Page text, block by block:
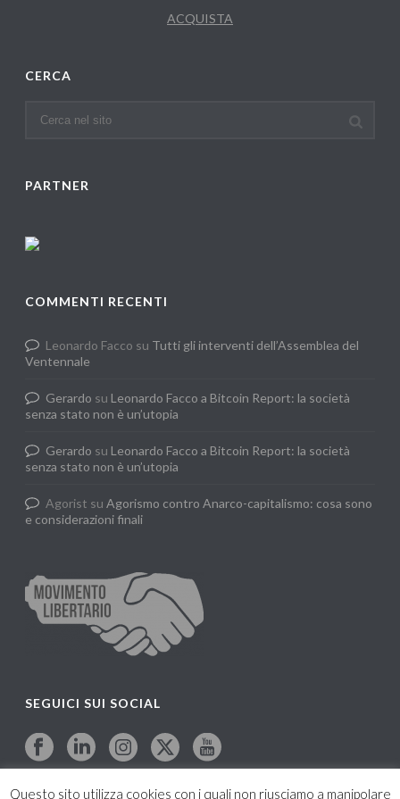
ACQUISTA
CERCA
PARTNER
COMMENTI RECENTI
Leonardo Facco su Tutti gli interventi dell’Assemblea del
Ventennale
Gerardo su Leonardo Facco a Bitcoin Report: la società
senza stato non è un’utopia
Gerardo su Leonardo Facco a Bitcoin Report: la società
senza stato non è un’utopia
Agorist suAgorismo contro Anarco-capitalismo: cosa sono
e considerazioni finali
SEGUICI SUI SOCIAL
Questo sito utilizza cookies con i quali non riusciamo a manipolare